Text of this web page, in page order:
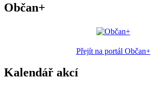
Občan+
Přejít na portál Občan+
Kalendář akcí